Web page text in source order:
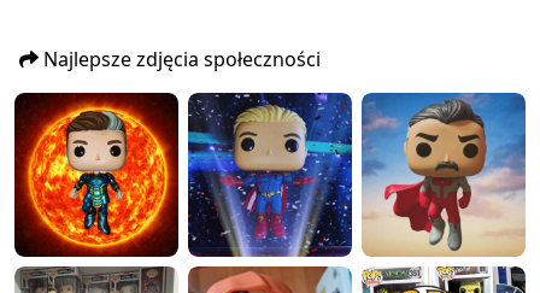
Najlepsze zdjęcia społeczności